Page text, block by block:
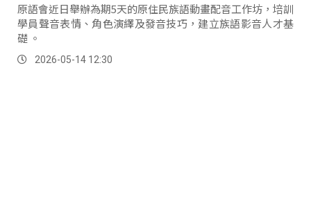
原語會近日舉辦為期5天的原住民族語動畫配音工作坊，培訓
學員聲音表情、角色演繹及發音技巧，建立族語影音人才基
礎 。
2026-05-14 12:30